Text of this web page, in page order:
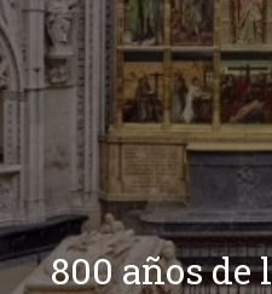
800 años de